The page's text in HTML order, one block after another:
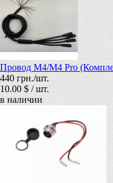
Провод M4/M4 Pro
440 грн./шт.
10.00 $ / шт.
в наличии